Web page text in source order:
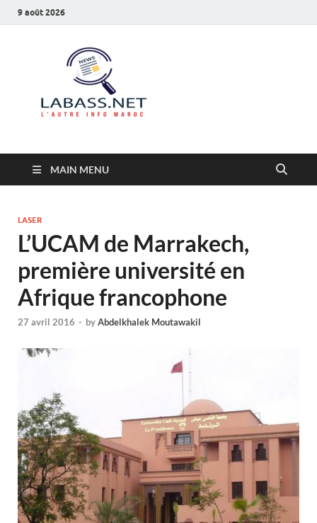
9 août 2026
MAIN MENU
LASER
L’UCAM de Marrakech,
première université en
Afrique francophone
27 avril 2016 - byAbdelkhalek Moutawakil